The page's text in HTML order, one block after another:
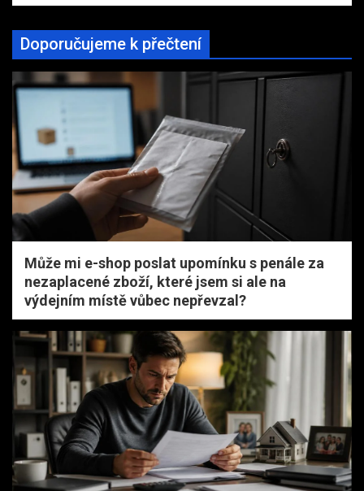
Doporučujeme k přečtení
Může mi e-shop poslat upomínku s penále za
nezaplacené zboží, které jsem si ale na
výdejním místě vůbec nepřevzal?